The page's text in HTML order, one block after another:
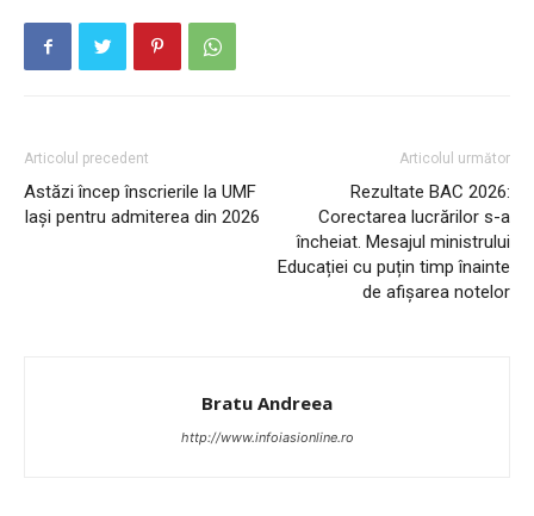
PUBLICĂ GRATUIT ANUNȚUL TĂU!
Articolul precedent
Astăzi încep înscrierile la UMF
Iași pentru admiterea din 2026
Articolul următor
Rezultate BAC 2026:
Corectarea lucrărilor s-a
încheiat. Mesajul ministrului
Educației cu puțin timp înainte
de afișarea notelor
Bratu Andreea
http://www.infoiasionline.ro